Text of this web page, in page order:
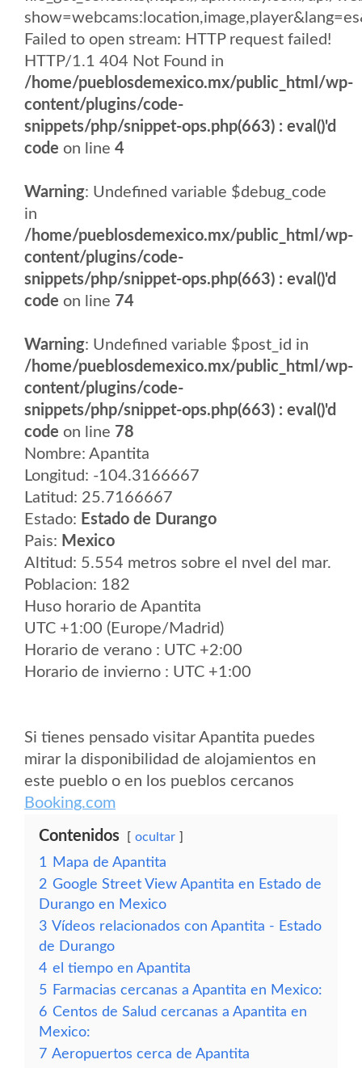
Failed to open stream: HTTP request failed!
HTTP/1.1 404 Not Found in
/home/pueblosdemexico.mx/public_html/wp-
content/plugins/code-
snippets/php/snippet-ops.php(663) : eval()'d
code on line 4
Warning: Undefined variable $debug_code
in
/home/pueblosdemexico.mx/public_html/wp-
content/plugins/code-
snippets/php/snippet-ops.php(663) : eval()'d
code on line 74
Warning: Undefined variable $post_id in
/home/pueblosdemexico.mx/public_html/wp-
content/plugins/code-
snippets/php/snippet-ops.php(663) : eval()'d
code on line 78
Nombre: Apantita
Longitud: -104.3166667
Latitud: 25.7166667
Estado: Estado de Durango
Pais: Mexico
Altitud: 5.554 metros sobre el nvel del mar.
Poblacion: 182
Huso horario de Apantita
UTC +1:00 (Europe/Madrid)
Horario de verano : UTC +2:00
Horario de invierno : UTC +1:00
Si tienes pensado visitar Apantita puedes
mirar la disponibilidad de alojamientos en
este pueblo o en los pueblos cercanos
Booking.com
Contenidos ocultar
1
Mapa de Apantita
2 Google Street View Apantita en Estado de
Durango en Mexico
3 Vídeos relacionados con Apantita - Estado
de Durango
4 el tiempo en Apantita
5 Farmacias cercanas a Apantita en Mexico:
6 Centos de Salud cercanas a Apantita en
Mexico:
7 Aeropuertos cerca de Apantita